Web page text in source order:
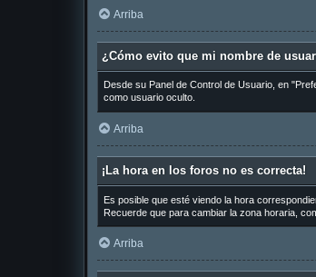
Arriba
¿Cómo evito que mi nombre de
Desde su Panel de Control de Usuario, en
como usuario oculto.
Arriba
¡La hora en los foros no es correcta!
Es posible que esté viendo la hora
Recuerde que para cambiar la zona horaria,
Arriba